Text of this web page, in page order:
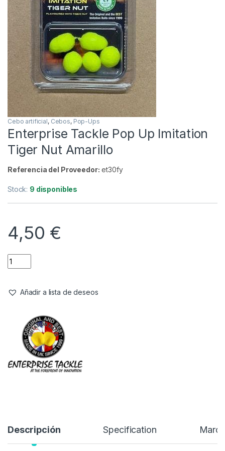
Inicio Carpfishing Cebos Enterprise Tackle
Cebo artificial
Enterprise Tackle Pop Up Imitation
Tiger Nut Amarillo
Referencia del Proveedor:
4,50€